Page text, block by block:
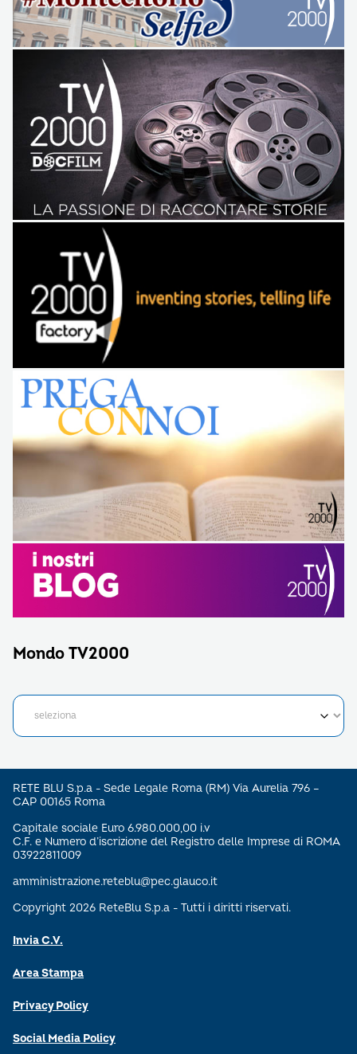
Mondo TV2000
RETE BLU S.p.a - Sede Legale Roma (RM) Via Aurelia 796 –
CAP 00165 Roma
Capitale sociale Euro 6.980.000,00 i.v
C.F. e Numero d’iscrizione del Registro delle Imprese di ROMA
03922811009
amministrazione.reteblu@pec.glauco.it
Copyright 2026 ReteBlu S.p.a - Tutti i diritti riservati.
Invia C.V.
Area Stampa
Privacy Policy
Social Media Policy